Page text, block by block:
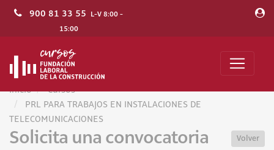
900 81 33 55 L-V 8:00 -
15:00
Inicio
Cursos
PRL PARA TRABAJOS EN INSTALACIONES DE
TELECOMUNICACIONES
Solicita una convocatoria Volver